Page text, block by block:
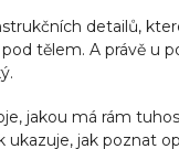
detailů,
tělem. A právě u
jakou má rám
jak poznat